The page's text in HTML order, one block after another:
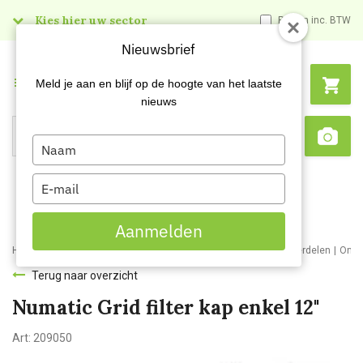
Kies hier uw sector Prijzen inc. BTW
Search
Menu
Home Webshop Schoonmaakmachines Stofzuigers en onderdelen
Terug naar overzicht
Numatic Grid filter kap enkel 12"
Art: 209050
Nieuwsbrief
Meld je aan en blijf op de hoogte van het laatste
nieuws
Type
your
name
Type
your
email
Aanmelden